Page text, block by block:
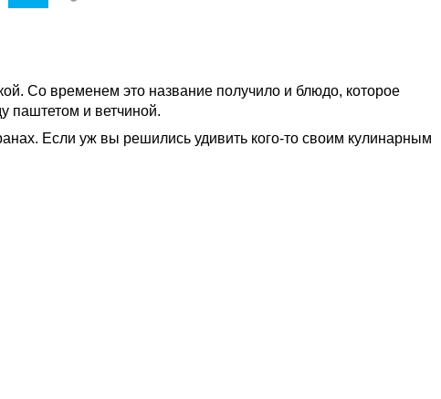
Со временем это название получило и блюдо, которое
паштетом и ветчиной.
Если уж вы решились удивить кого-то своим кулинарным